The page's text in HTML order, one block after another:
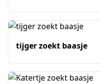
tijger zoekt baasje